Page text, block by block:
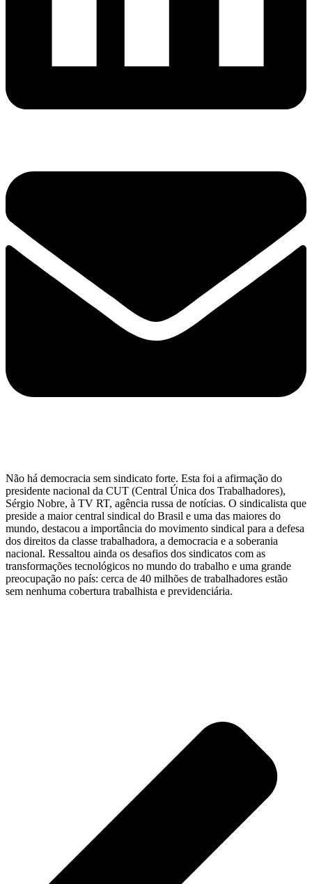
Não há democracia sem sindicato forte. Esta foi a afirmação do
presidente nacional da CUT (Central Única dos Trabalhadores),
Sérgio Nobre, à TV RT, agência russa de notícias. O sindicalista que
preside a maior central sindical do Brasil e uma das maiores do
mundo, destacou a importância do movimento sindical para a defesa
dos direitos da classe trabalhadora, a democracia e a soberania
nacional. Ressaltou ainda os desafios dos sindicatos com as
transformações tecnológicos no mundo do trabalho e uma grande
preocupação no país: cerca de 40 milhões de trabalhadores estão
sem nenhuma cobertura trabalhista e previdenciária.